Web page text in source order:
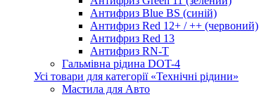
Антифриз Blue BS (синій)
Антифриз Red 12+ / ++ (червоний)
Антифриз Red 13
Антифриз RN-T
Гальмівна рідина DOT-4
Усі товари для категорії «Технічні рідини»
Мастила для Авто